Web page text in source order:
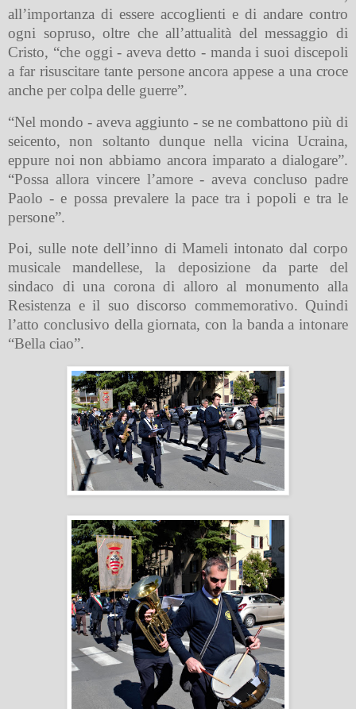
all’importanza di essere accoglienti e di andare contro
ogni sopruso, oltre che all’attualità del messaggio di
Cristo, “che oggi - aveva detto - manda i suoi discepoli
a far risuscitare tante persone ancora appese a una croce
anche per colpa delle guerre”.
“Nel mondo - aveva aggiunto - se ne combattono più di
seicento, non soltanto dunque nella vicina Ucraina,
eppure noi non abbiamo ancora imparato a dialogare”.
“Possa allora vincere l’amore - aveva concluso padre
Paolo - e possa prevalere la pace tra i popoli e tra le
persone”.
Poi, sulle note dell’inno di Mameli intonato dal corpo
musicale mandellese, la deposizione da parte del
sindaco di una corona di alloro al monumento alla
Resistenza e il suo discorso commemorativo. Quindi
l’atto conclusivo della giornata, con la banda a intonare
“Bella ciao”.